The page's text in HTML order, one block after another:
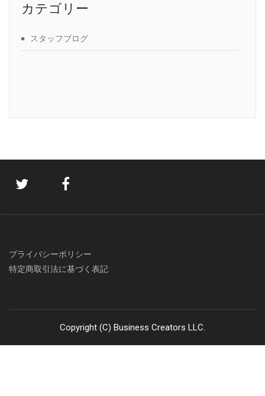
カテゴリー
スタッフブログ
プライバシーポリシー
特定商取引法に基づく表記
Copyright (C) Business Creators LLC.